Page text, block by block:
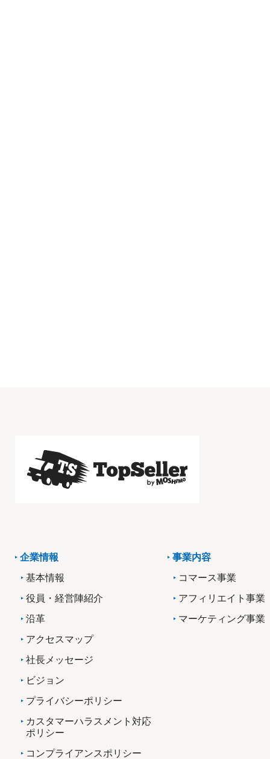
企業情報
基本情報
役員・経営陣紹介
沿革
アクセスマップ
社長メッセージ
ビジョン
プライバシーポリシー
カスタマーハラスメント対応
ポリシー
コンプライアンスポリシー
事業内容
コマース事業
アフィリエイト事業
マーケティング事業